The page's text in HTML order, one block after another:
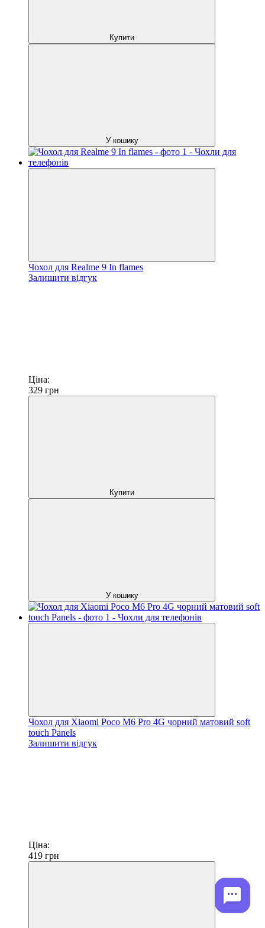
Купити
У кошику
Чохол для Realme 9 In flames
Залишити відгук
Ціна:
329 грн
Купити
У кошику
Чохол для Xiaomi Poco M6 Pro 4G чорний матовий soft
touch Panels
Залишити відгук
Ціна:
419 грн